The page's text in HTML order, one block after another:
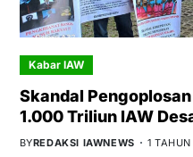
Kabar IAW
Skandal
1.000 Triliun IAW
BYREDAKSI IAWNEWS 1